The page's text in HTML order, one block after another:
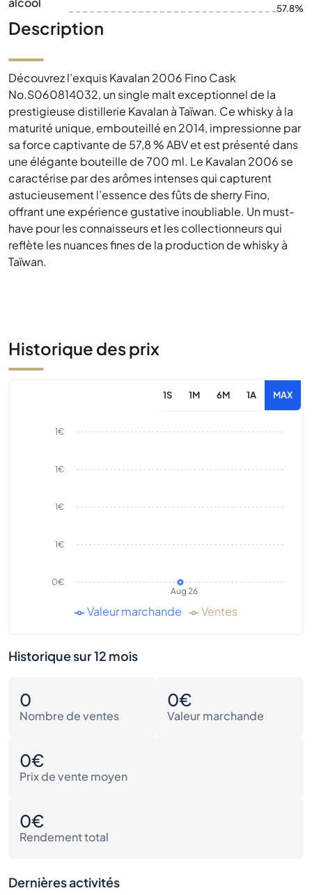
57.8%
Description
Découvrez l’exquis Kavalan 2006 Fino Cask
No.S060814032, un single malt exceptionnel de la
prestigieuse distillerie Kavalan à Taïwan. Ce whisky à la
maturité unique, embouteillé en 2014, impressionne par
sa force captivante de 57,8 % ABV et est présenté dans
une élégante bouteille de 700 ml. Le Kavalan 2006 se
caractérise par des arômes intenses qui capturent
astucieusement l’essence des fûts de sherry Fino,
offrant une expérience gustative inoubliable. Un must-
have pour les connaisseurs et les collectionneurs qui
reflète les nuances fines de la production de whisky à
Taïwan.
Historique des prix
1S 1M 6M 1A MAX
Aug 26
0€
1€
1€
1€
1€
Valeur marchande Ventes
Historique sur 12 mois
0
Nombre de ventes
0€
Valeur marchande
0€
Prix de vente moyen
0€
Rendement total
Dernières activités